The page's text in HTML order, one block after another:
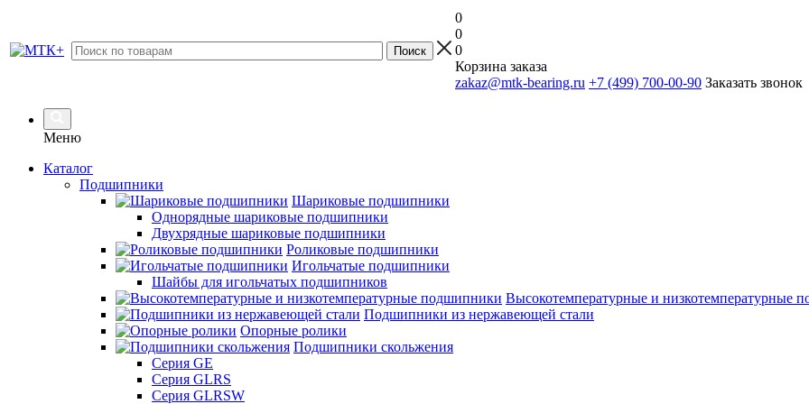
0
0
0
Корзина заказа
zakaz@mtk-bearing.ru +7 (499) 700-00-90 Заказать звонок
Меню
Каталог
Подшипники
Шариковые подшипники
Однорядные шариковые подшипники
Двухрядные шариковые подшипники
Роликовые подшипники
Игольчатые подшипники
Шайбы для игольчатых подшипников
Высокотемпературные и низкотемпературные
Подшипники из нержавеющей стали
Опорные ролики
Подшипники скольжения
Серия GE
Серия GLRS
Серия GLRSW